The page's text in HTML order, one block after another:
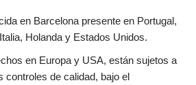
en Barcelona presente en Portugal,
Holanda y Estados Unidos.
en Europa y USA, están sujetos a
controles de calidad, bajo el